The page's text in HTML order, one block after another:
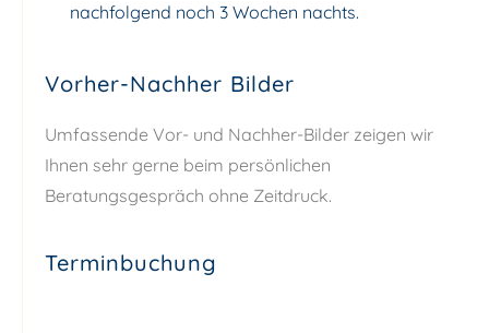
nachfolgend noch 3 Wochen nachts.
Vorher-Nachher Bilder
Umfassende Vor- und Nachher-Bilder zeigen wir
Ihnen sehr gerne beim persönlichen
Beratungsgespräch ohne Zeitdruck.
Terminbuchung